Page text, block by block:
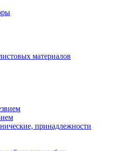
материалов
принадлежности